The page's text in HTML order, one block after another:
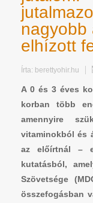
nagyobb
elhízott
Írta: berettyohir.hu
A 0 és 3 éves
korban több
amennyire
vitaminokból és
az előírtnál –
kutatásból,
Szövetsége
összefogásban